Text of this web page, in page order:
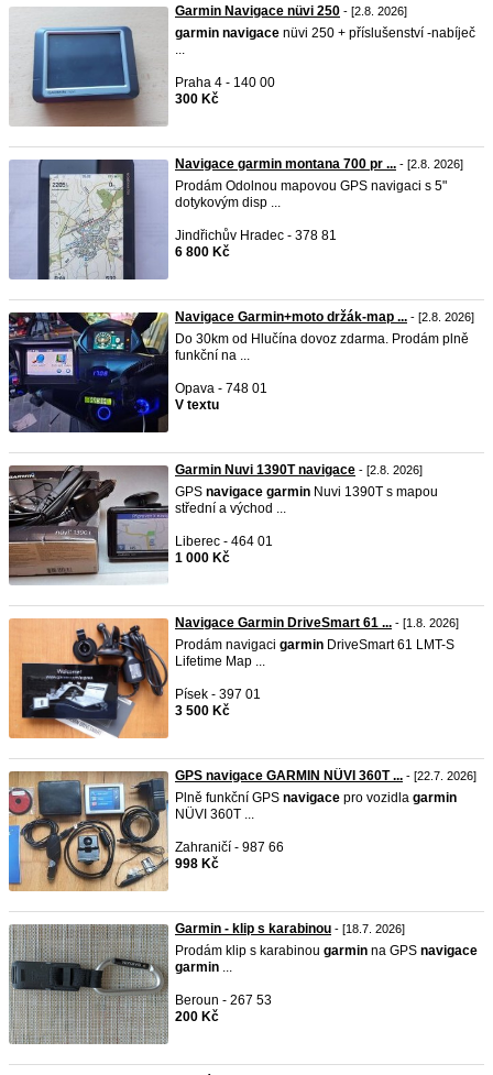
Garmin Navigace nüvi 250 - [2.8. 2026]
garmin navigace nüvi 250 + příslušenství -nabíječ
...
Praha 4 - 140 00
300 Kč
Navigace garmin montana 700 pr ... - [2.8. 2026]
Prodám Odolnou mapovou GPS navigaci s 5"
dotykovým disp ...
Jindřichův Hradec - 378 81
6 800 Kč
Navigace Garmin+moto držák-map ... - [2.8. 2026]
Do 30km od Hlučína dovoz zdarma. Prodám plně
funkční na ...
Opava - 748 01
V textu
Garmin Nuvi 1390T navigace - [2.8. 2026]
GPS navigace garmin Nuvi 1390T s mapou
střední a východ ...
Liberec - 464 01
1 000 Kč
Navigace Garmin DriveSmart 61 ... - [1.8. 2026]
Prodám navigaci garmin DriveSmart 61 LMT-S
Lifetime Map ...
Písek - 397 01
3 500 Kč
GPS navigace GARMIN NÜVI 360T ... - [22.7. 2026]
Plně funkční GPS navigace pro vozidla garmin
NÜVI 360T ...
Zahraničí - 987 66
998 Kč
Garmin - klip s karabinou - [18.7. 2026]
Prodám klip s karabinou garmin na GPS navigace
garmin ...
Beroun - 267 53
200 Kč